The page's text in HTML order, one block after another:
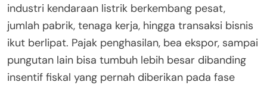
industri kendaraan listrik berkembang pesat,
jumlah pabrik, tenaga kerja, hingga transaksi bisnis
ikut berlipat. Pajak penghasilan, bea ekspor, sampai
pungutan lain bisa tumbuh lebih besar dibanding
insentif fiskal yang pernah diberikan pada fase